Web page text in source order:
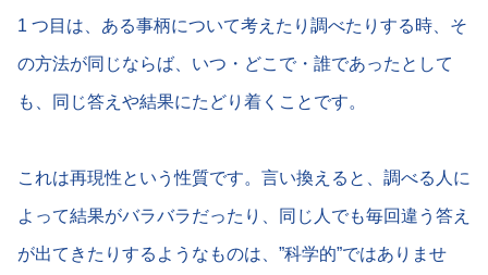
1 つ目は、ある事柄について考えたり調べたりする時、そ
の方法が同じならば、いつ・どこで・誰であったとして
も、同じ答えや結果にたどり着くことです。
これは再現性という性質です。言い換えると、調べる人に
よって結果がバラバラだったり、同じ人でも毎回違う答え
が出てきたりするようなものは、”科学的”ではありませ